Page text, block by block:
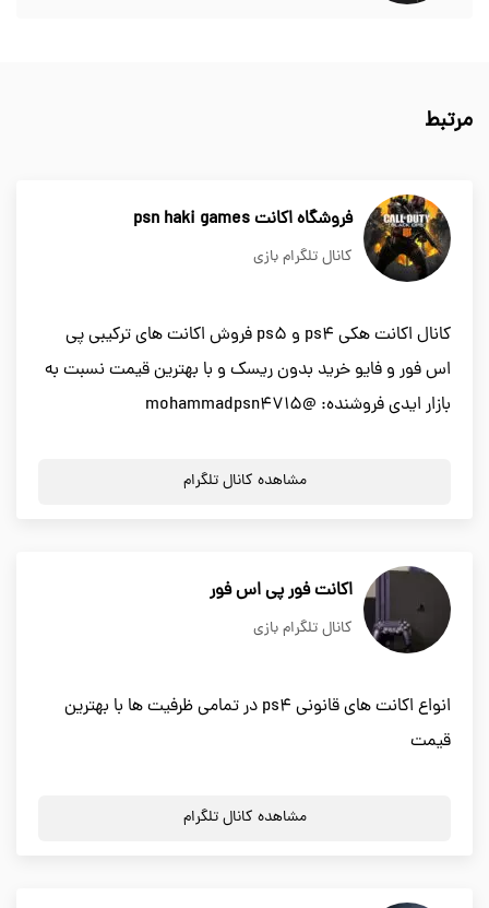
مرتبط
فروشگاه اکانت psn haki games
کانال تلگرام بازی
کانال اکانت هکی ps4 و ps5 فروش اکانت های ترکیبی پی
اس فور و فایو خرید بدون ریسک و با بهترین قیمت نسبت به
بازار ایدی فروشنده: @mohammadpsn4715
مشاهده کانال تلگرام
اکانت فور پی اس فور
کانال تلگرام بازی
انواع اکانت های قانونی ps4 در تمامی ظرفیت ها با بهترین
قیمت
مشاهده کانال تلگرام